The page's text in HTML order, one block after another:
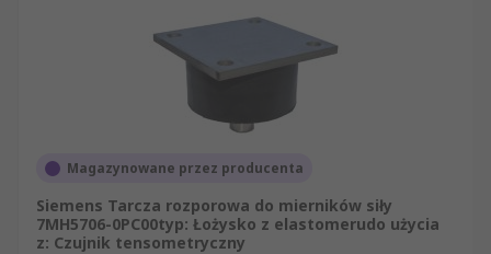
Magazynowane przez producenta
Siemens Tarcza rozporowa do mierników siły
7MH5706-0PC00typ: Łożysko z elastomerudo użycia
z: Czujnik tensometryczny